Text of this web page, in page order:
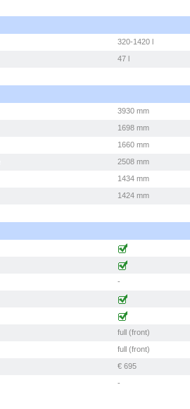
320-1420 l
47 l
3930 mm
1698 mm
1660 mm
2508 mm
1434 mm
1424 mm
-
full (front)
full (front)
€ 695
-